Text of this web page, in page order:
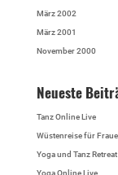
März 2002
März 2001
November 2000
Neueste
Tanz Online Live
Wüstenreise für
Yoga und Tanz
Yoga Online Live